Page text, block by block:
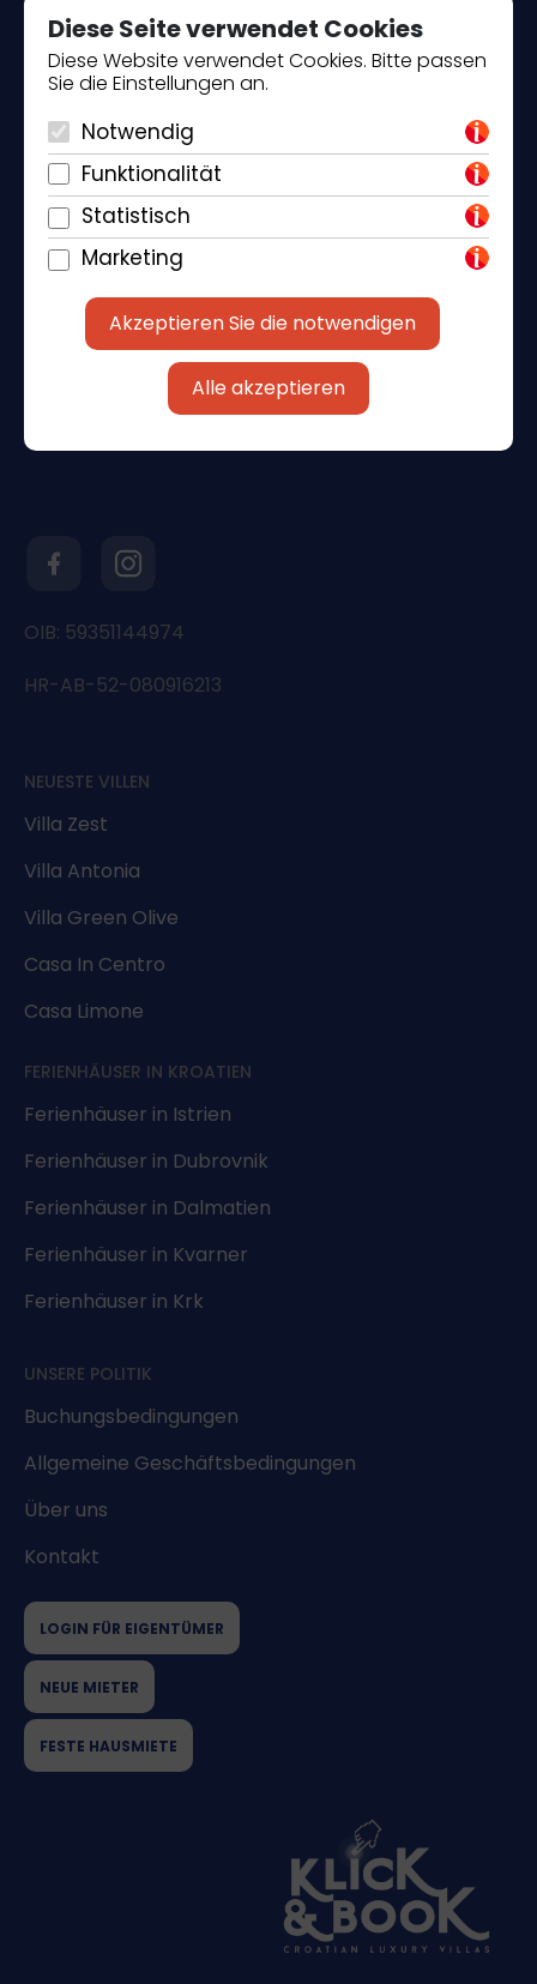
Diese Seite verwendet Cookies
Diese Website verwendet Cookies. Bitte passen
Sie die Einstellungen an.
Notwendig
Funktionalität
Statistisch
Marketing
Akzeptieren Sie die notwendigen
Alle akzeptieren
Piantade 41, 52440 Poreč
+385 98 184 4015
info@klickandbook.com
OIB: 59351144974
HR-AB-52-080916213
NEUESTE VILLEN
Villa Zest
Villa Antonia
Villa Green Olive
Casa In Centro
Casa Limone
FERIENHÄUSER IN KROATIEN
Ferienhäuser in Istrien
Ferienhäuser in Dubrovnik
Ferienhäuser in Dalmatien
Ferienhäuser in Kvarner
Ferienhäuser in Krk
UNSERE POLITIK
Buchungsbedingungen
Allgemeine Geschäftsbedingungen
Über uns
Kontakt
LOGIN FÜR EIGENTÜMER
NEUE MIETER
FESTE HAUSMIETE